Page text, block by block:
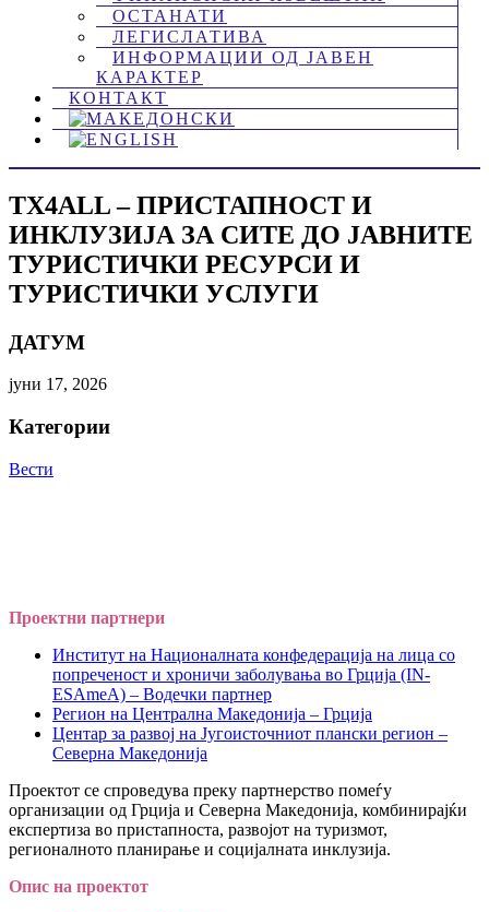
ОСТАНАТИ
ЛЕГИСЛАТИВА
ИНФОРМАЦИИ ОД ЈАВЕН
КАРАКТЕР
КОНТАКТ
TX4ALL – ПРИСТАПНОСТ И
ИНКЛУЗИЈА ЗА СИТЕ ДО ЈАВНИТЕ
ТУРИСТИЧКИ РЕСУРСИ И
ТУРИСТИЧКИ УСЛУГИ
ДАТУМ
јуни 17, 2026
Категории
Вести
Проектни партнери
Институт на Националната конфедерација на лица со
попреченост и хроничи заболувања во Грција (IN-
ESAmeA) – Водечки партнер
Регион на Централна Македонија – Грција
Центар за развој на Југоисточниот плански регион –
Северна Македонија
Проектот се спроведува преку партнерство помеѓу
организации од Грција и Северна Македонија, комбинирајќи
експертиза во пристапноста, развојот на туризмот,
регионалното планирање и социјалната инклузија.
Опис на проектот